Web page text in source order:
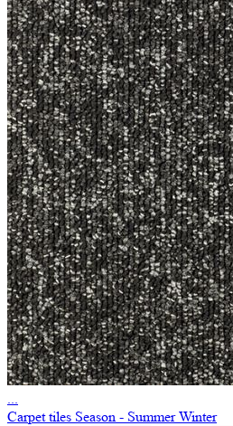
...
Carpet tiles Season - Summer Winter